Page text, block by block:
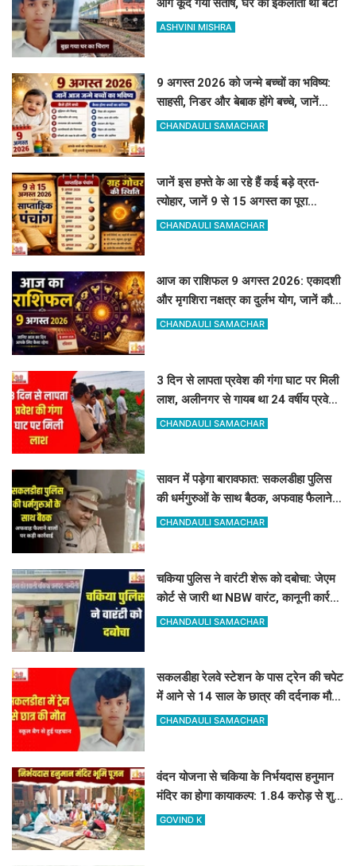
ASHVINI MISHRA
9 अगस्त 2026 को जन्मे बच्चों का भविष्य:
साहसी, निडर और बेबाक होंगे बच्चे, जानें
करियर और स्वभाव
CHANDAULI SAMACHAR
जानें इस हफ्ते के आ रहे हैं कई बड़े व्रत-
त्योहार, जानें 9 से 15 अगस्त का पूरा
साप्ताहिक पंचांग
CHANDAULI SAMACHAR
आज का राशिफल 9 अगस्त 2026: एकादशी
और मृगशिरा नक्षत्र का दुर्लभ योग, जानें कौन
सी राशियां होंगी मालामाल
CHANDAULI SAMACHAR
3 दिन से लापता प्रवेश की गंगा घाट पर मिली
लाश, अलीनगर से गायब था 24 वर्षीय प्रवेश
कुमार
CHANDAULI SAMACHAR
सावन में पड़ेगा बारावफात: सकलडीहा पुलिस
की धर्मगुरुओं के साथ बैठक, अफवाह फैलाने
वालों को चेतावनी
CHANDAULI SAMACHAR
चकिया पुलिस ने वारंटी शेरू को दबोचा: जेएम
कोर्ट से जारी था NBW वारंट, कानूनी कार्रवाई
शुरू
CHANDAULI SAMACHAR
सकलडीहा रेलवे स्टेशन के पास ट्रेन की चपेट
में आने से 14 साल के छात्र की दर्दनाक मौत,
स्कूल बैग से हुई पहचान
CHANDAULI SAMACHAR
वंदन योजना से चकिया के निर्भयदास हनुमान
मंदिर का होगा कायाकल्प: 1.84 करोड़ से शुरू
हुआ भव्य निर्माण कार्य
GOVIND K